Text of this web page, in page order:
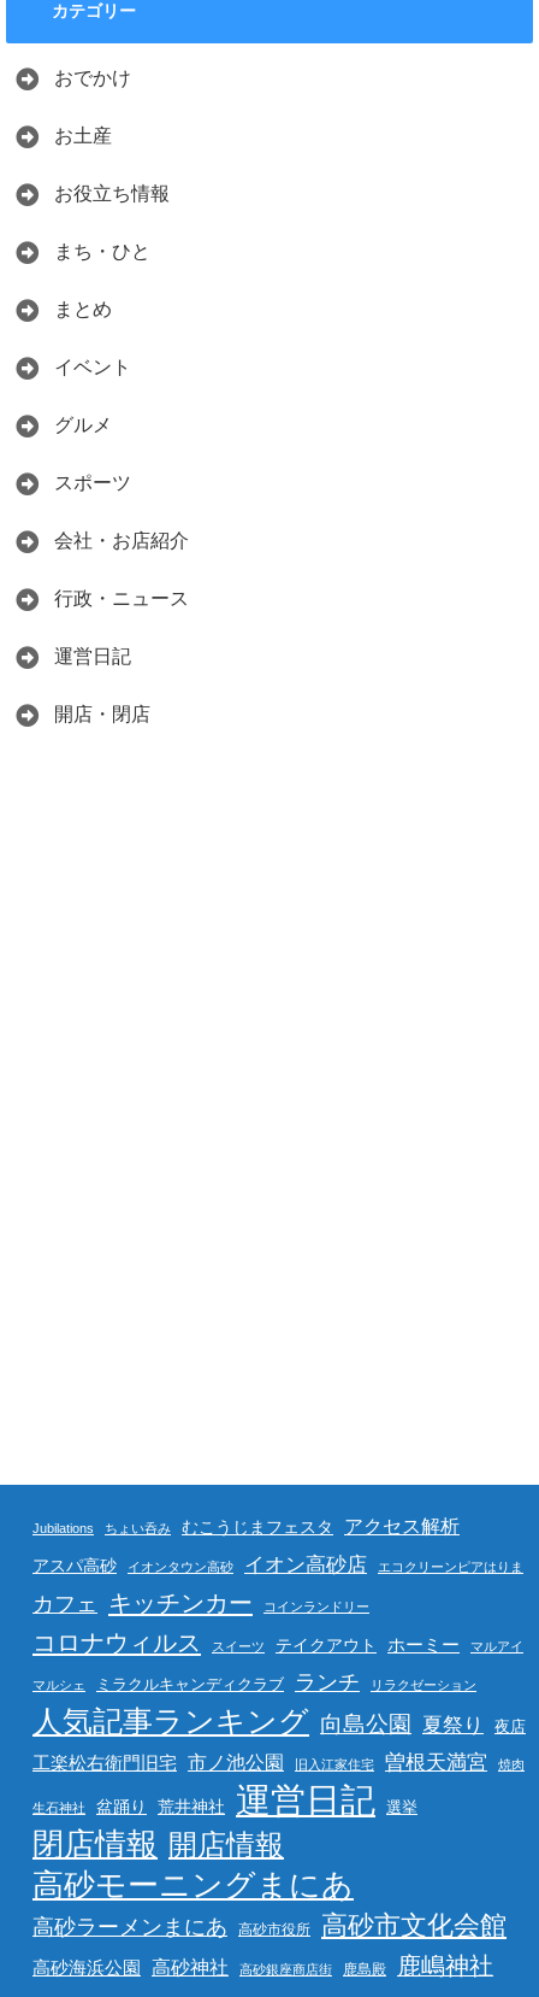
カテゴリー
おでかけ
お土産
お役立ち情報
まち・ひと
まとめ
イベント
グルメ
スポーツ
会社・お店紹介
行政・ニュース
運営日記
開店・閉店
Jubilations ちょい呑み むこうじまフェスタ アクセス解析
アスパ高砂 イオンタウン高砂 イオン高砂店 エコクリーンピアはりま
カフェ キッチンカー コインランドリー
コロナウィルス スイーツ テイクアウト ホーミー マルアイ
マルシェ ミラクルキャンディクラブ ランチ リラクゼーション
人気記事ランキング 向島公園 夏祭り 夜店
工楽松右衛門旧宅 市ノ池公園 旧入江家住宅 曽根天満宮 焼肉
生石神社 盆踊り 荒井神社 運営日記 選挙
閉店情報 開店情報
高砂モーニングまにあ
高砂ラーメンまにあ 高砂市役所 高砂市文化会館
高砂海浜公園 高砂神社 高砂銀座商店街 鹿島殿 鹿嶋神社